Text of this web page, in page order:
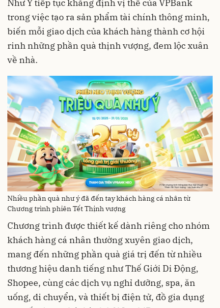
Như Ý tiếp tục khẳng định vị thế của VPBank
trong việc tạo ra sản phẩm tài chính thông minh,
biến mỗi giao dịch của khách hàng thành cơ hội
rinh những phần quà thịnh vượng, đem lộc xuân
về nhà.
Nhiều phần quà như ý đã đến tay khách hàng cá nhân từ
Chương trình phiên Tết Thịnh vượng
Chương trình được thiết kế dành riêng cho nhóm
khách hàng cá nhân thường xuyên giao dịch,
mang đến những phần quà giá trị đến từ nhiều
thương hiệu danh tiếng như Thế Giới Di Động,
Shopee, cùng các dịch vụ nghỉ dưỡng, spa, ăn
uống, di chuyển, và thiết bị điện tử, đồ gia dụng